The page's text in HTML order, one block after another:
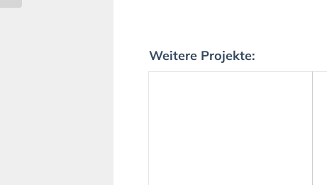
Weitere Projekte: